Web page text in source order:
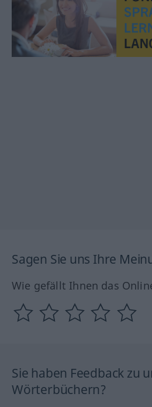
Sagen Sie uns Ihre
Wie gefällt Ihnen das
Sie haben Feedback zu
Wörterbüchern?